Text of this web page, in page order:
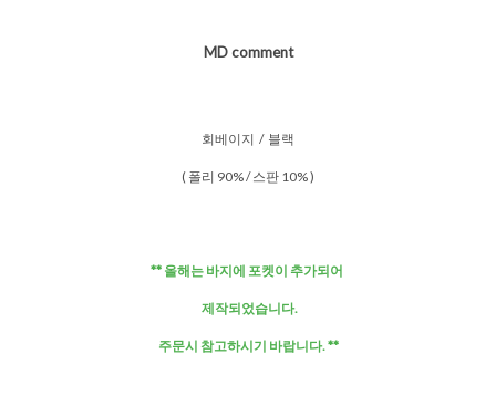
MD comment
회베이지 / 블랙
( 폴리 90% / 스판 10% )
** 올해는 바지에 포켓이 추가되어
제작되었습니다.
주문시 참고하시기 바랍니다. **